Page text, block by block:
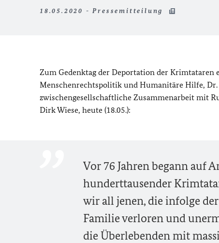
18.05.2020 - Pressemitteilung
Zum Gedenktag der Deportation der
Menschenrechtspolitik und Humanitäre Hilfe,
zwischengesellschaftliche Zusammenarbeit mit
Dirk Wiese, heute (18.05.):
Vor 76 Jahren begann auf
hunderttausender
wir all jenen, die infolge
Familie verloren und
die Überlebenden mit